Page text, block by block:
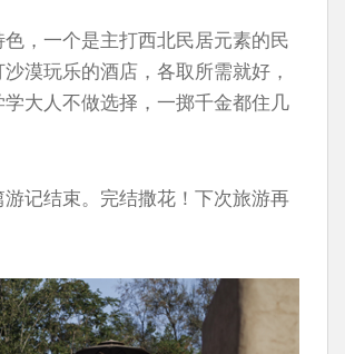
，一个是主打西北民居元素的民
漠玩乐的酒店，各取所需就好，
大人不做选择，一掷千金都住几
记结束。完结撒花！下次旅游再